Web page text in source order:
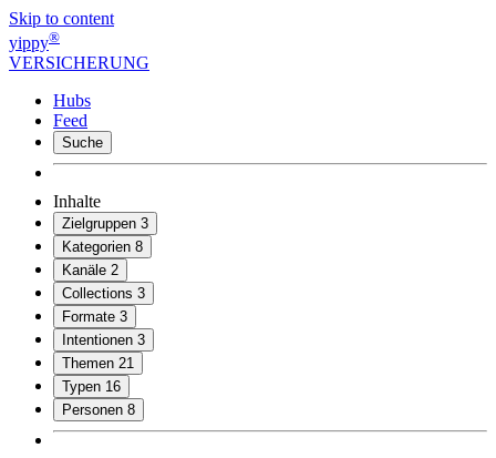
Skip to content
yippy®
VERSICHERUNG
Hubs
Feed
Suche
Inhalte
Zielgruppen 3
Kategorien 8
Kanäle 2
Collections 3
Formate 3
Intentionen 3
Themen 21
Typen 16
Personen 8